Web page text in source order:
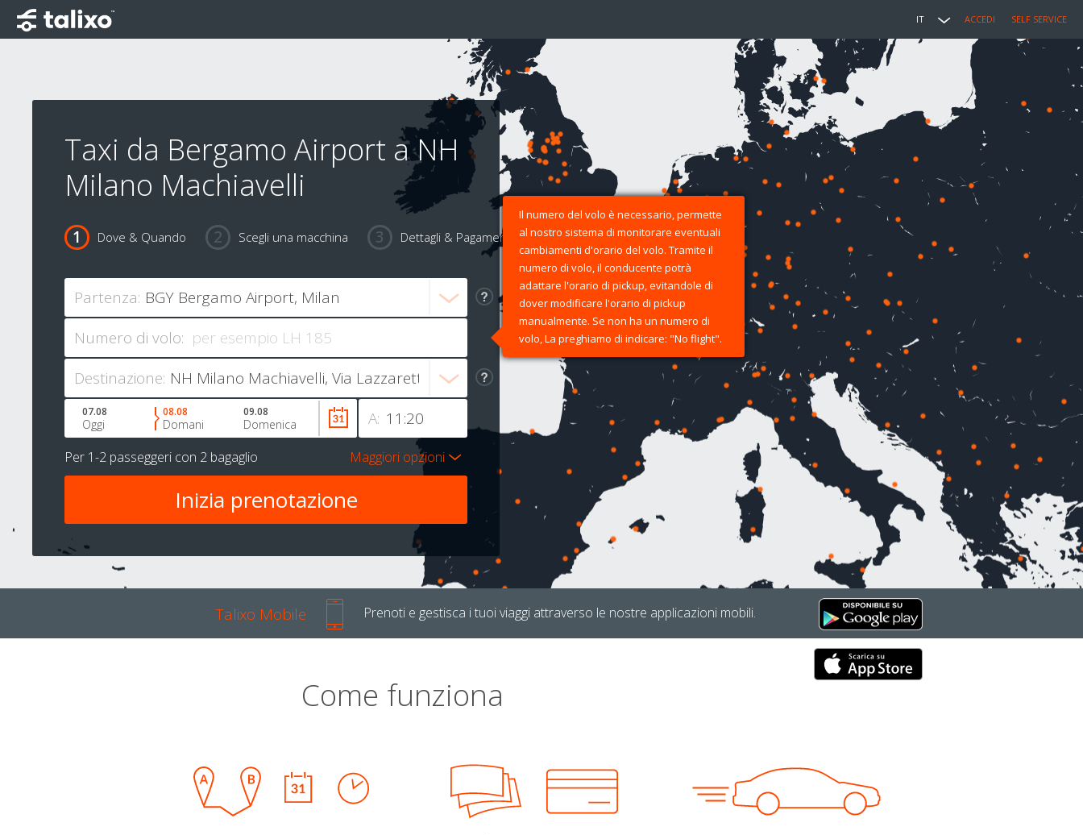
IT ACCEDI SELF SERVICE
Taxi da Bergamo Airport a NH
Milano Machiavelli
Dove & Quando Scegli una macchina Dettagli & Pagamento
Partenza:
Numero di volo:
Il numero del volo è necessario, permette
al nostro sistema di monitorare eventuali
cambiamenti d'orario del volo. Tramite il
numero di volo, il conducente potrà
adattare l'orario di pickup, evitandole di
dover modificare l'orario di pickup
manualmente. Se non ha un numero di
volo, La preghiamo di indicare: "No flight".
Destinazione:
A:
07.08
Oggi
08.08
Domani
09.08
Domenica
Per 1-2 passeggeri con 2 bagaglio Maggiori opzioni
Talixo Mobile Prenoti e gestisca i tuoi viaggi attraverso le nostre applicazioni mobili.
Come funziona